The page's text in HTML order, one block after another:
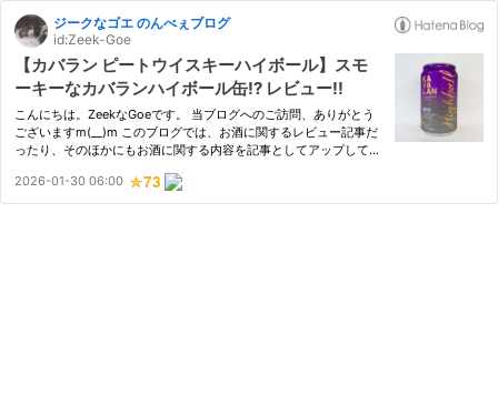
ジークなゴエ のんべぇブログ
id:Zeek-Goe
【カバラン ピートウイスキーハイボール】スモ
ーキーなカバランハイボール缶!? レビュー!!
こんにちは。ZeekなGoeです。 当ブログへのご訪問、ありがとう
ございますm(__)m このブログでは、お酒に関するレビュー記事だ
ったり、そのほかにもお酒に関する内容を記事としてアップしてい
の記事について このお酒について 【お酒概要】 【基本データ】 …
2026-01-30 06:00